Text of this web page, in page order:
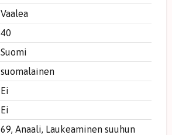
Vaalea
40
Suomi
suomalainen
Ei
Ei
69, Anaali, Laukeaminen suuhun